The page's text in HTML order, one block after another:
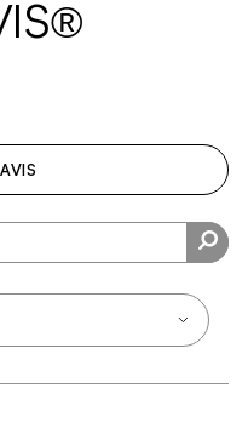
AVIS